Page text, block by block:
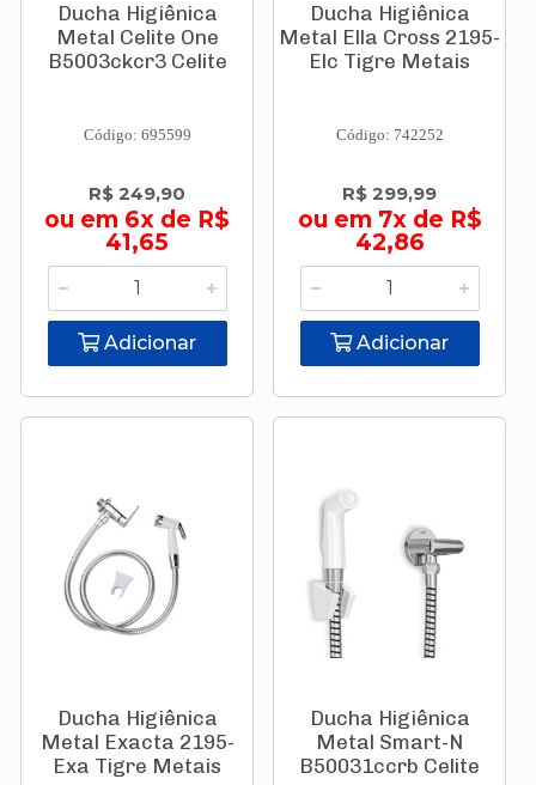
Ducha Higiênica
Metal Celite One
B5003ckcr3 Celite
Código: 695599
R$ 249,90
ou em 6x de R$
41,65
Adicionar
Ducha Higiênica
Metal Ella Cross 2195-
Elc Tigre Metais
Código: 742252
R$ 299,99
ou em 7x de R$
42,86
Adicionar
Ducha Higiênica
Metal Exacta 2195-
Exa Tigre Metais
Ducha Higiênica
Metal Smart-N
B50031ccrb Celite